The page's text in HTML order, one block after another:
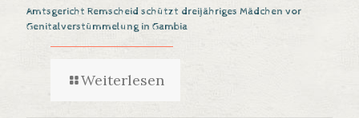
Amtsgericht Remscheid schützt dreijähriges Mädchen vor
Genitalverstümmelung in Gambia
Weiterlesen